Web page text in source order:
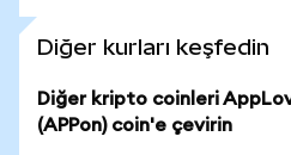
Diğer kurları keşfedin
Diğer kripto coinleri
(APPon) coin'e çevirin